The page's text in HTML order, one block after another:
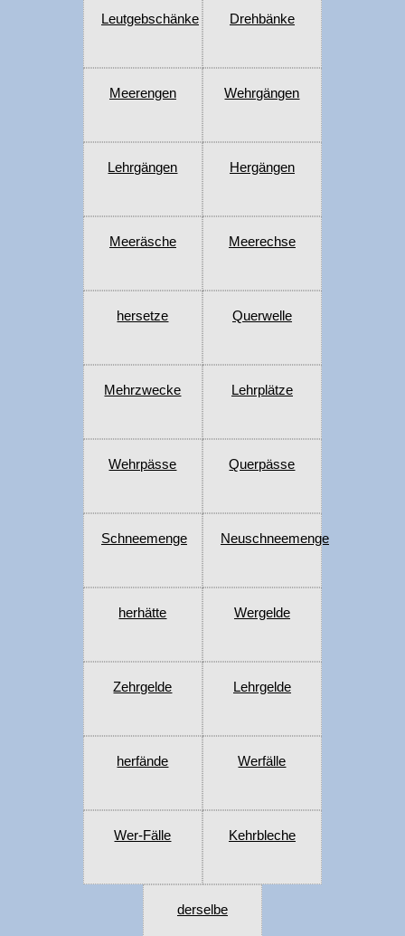
Leutgebschänke Drehbänke
Meerengen Wehrgängen
Lehrgängen Hergängen
Meeräsche Meerechse
hersetze Querwelle
Mehrzwecke Lehrplätze
Wehrpässe Querpässe
Schneemenge Neuschneemenge
herhätte Wergelde
Zehrgelde Lehrgelde
herfände Werfälle
Wer-Fälle Kehrbleche
derselbe